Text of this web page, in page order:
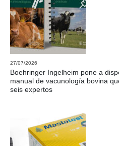
27/07/2026
Boehringer Ingelheim pone a
manual de vacunología bovina
seis expertos